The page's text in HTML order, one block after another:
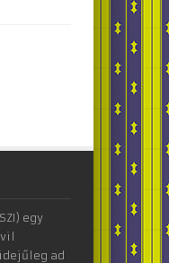
egy
ad